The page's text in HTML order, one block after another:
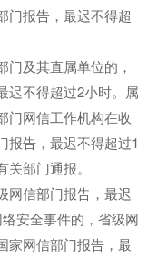
门报告，最迟不得超
门及其直属单位的，
迟不得超过2小时。属
门网信工作机构在收
报告，最迟不得超过1
部门通报。
网信部门报告，最迟
安全事件的，省级网
家网信部门报告，最